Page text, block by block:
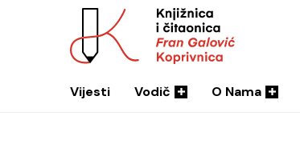
Vijesti Vodič O Nama